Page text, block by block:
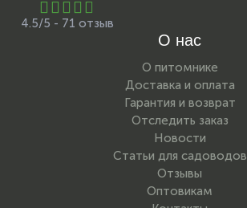
4.5/5 - 71 отзыв
О нас
О питомнике
Доставка и оплата
Гарантия и возврат
Отследить заказ
Новости
Статьи для садоводов
Отзывы
Оптовикам